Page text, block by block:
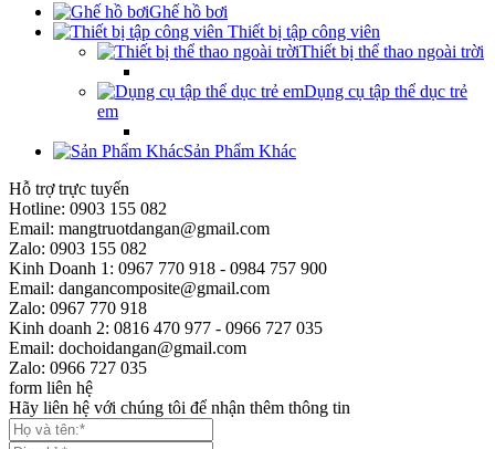
Ghế hồ bơi
Thiết bị tập công viên
Thiết bị thể thao ngoài trời
Dụng cụ tập thể dục trẻ
em
Sản Phẩm Khác
Hỗ trợ trực tuyến
Hotline: 0903 155 082
Email: mangtruotdangan@gmail.com
Zalo: 0903 155 082
Kinh Doanh 1: 0967 770 918 - 0984 757 900
Email: dangancomposite@gmail.com
Zalo: 0967 770 918
Kinh doanh 2: 0816 470 977 - 0966 727 035
Email: dochoidangan@gmail.com
Zalo: 0966 727 035
form liên hệ
Hãy liên hệ với chúng tôi để nhận thêm thông tin